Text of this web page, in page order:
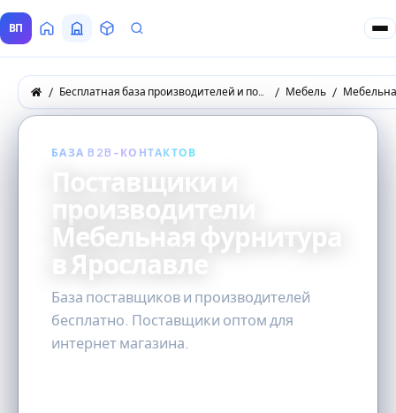
ВП ГлавнаяВсе Поставщики
ТоварыЗапросы покупателей
Бесплатная база производителей и поставщиков товаров оптом Мебель
БАЗА B2B-КОНТАКТОВ
Поставщики и
производители
Мебельная фурнитура
в Ярославле
База поставщиков и производителей
бесплатно. Поставщики оптом для
интернет магазина.